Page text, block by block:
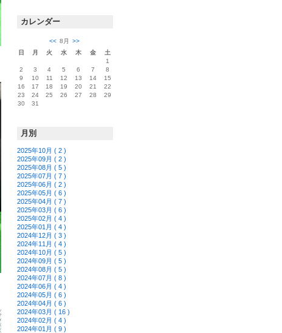
カレンダー
<< 8月
>>
日
月 火 水 木 金
土
1
2
3 4 5 6 7
8
9
10 11 12 13 14
15
16
17 18 19 20 21
22
23
24 25 26 27 28
29
30
31
月別
2025年10月 ( 2 )
2025年09月 ( 2 )
2025年08月 ( 5 )
2025年07月 ( 7 )
2025年06月 ( 2 )
2025年05月 ( 6 )
2025年04月 ( 7 )
2025年03月 ( 6 )
2025年02月 ( 4 )
2025年01月 ( 4 )
2024年12月 ( 3 )
2024年11月 ( 4 )
2024年10月 ( 5 )
2024年09月 ( 5 )
2024年08月 ( 5 )
2024年07月 ( 8 )
2024年06月 ( 4 )
2024年05月 ( 6 )
2024年04月 ( 6 )
2024年03月 ( 16 )
2024年02月 ( 4 )
2024年01月 ( 9 )